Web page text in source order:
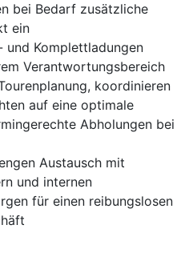
bei Bedarf zusätzliche
ein
und Komplettladungen
Verantwortungsbereich
koordinieren
auf eine optimale
Abholungen bei
Austausch mit
und internen
für einen reibungslosen